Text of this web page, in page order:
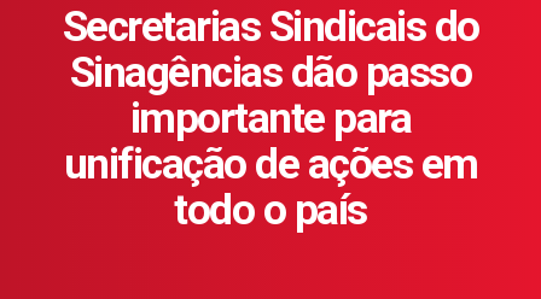
Secretarias Sindicais do
Sinagências dão passo
importante para
unificação de ações em
todo o país